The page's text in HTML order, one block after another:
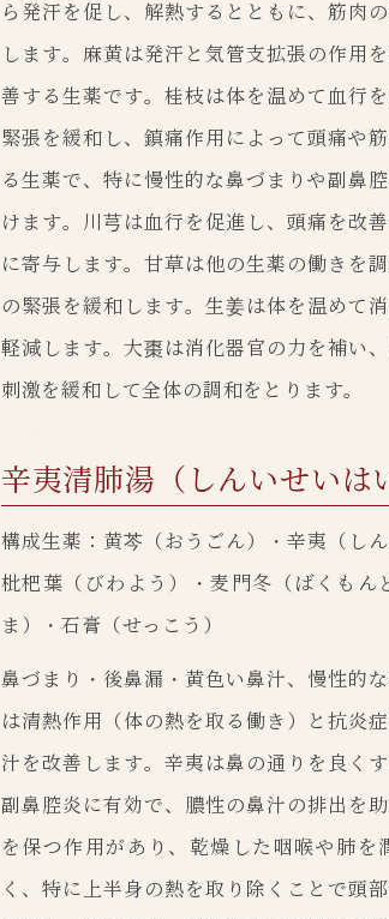
ら発汗を促し、解熱するとともに、筋肉
します。麻黄は発汗と気管支拡張の作用
善する生薬です。桂枝は体を温めて血行
緊張を緩和し、鎮痛作用によって頭痛や
る生薬で、特に慢性的な鼻づまりや副鼻
けます。川芎は血行を促進し、頭痛を改
に寄与します。甘草は他の生薬の働きを
の緊張を緩和します。生姜は体を温めて
軽減します。大棗は消化器官の力を補い
刺激を緩和して全体の調和をとります。
辛夷清肺湯（しんいせいは
構成生薬：黄芩（おうごん）・辛夷（し
枇杷葉（びわよう）・麦門冬（ばくもん
ま）・石膏（せっこう）
鼻づまり・後鼻漏・黄色い鼻汁、慢性的
は清熱作用（体の熱を取る働き）と抗炎
汁を改善します。辛夷は鼻の通りを良く
副鼻腔炎に有効で、膿性の鼻汁の排出を
を保つ作用があり、乾燥した咽喉や肺
く、特に上半身の熱を取り除くことで頭